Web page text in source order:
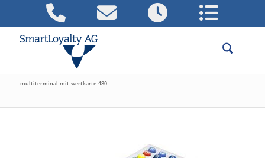
multiterminal-mit-wertkarte-480